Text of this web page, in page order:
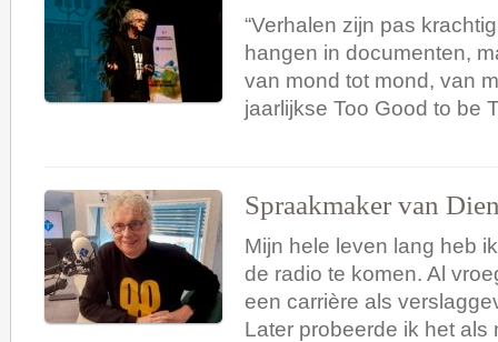
“Verhalen zijn pas
hangen in documenten,
van mond tot mond, van
jaarlijkse Too Good to be
Spraakmaker van
Mijn hele leven lang heb
de radio te komen. Al
een carrière als
Later probeerde ik het